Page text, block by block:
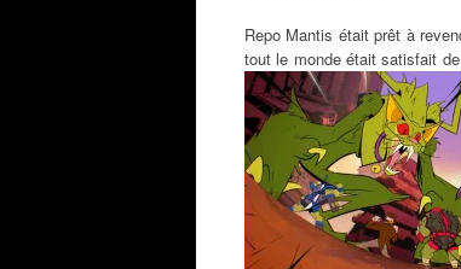
Repo Mantis était prêt à
tout le monde était satisfait